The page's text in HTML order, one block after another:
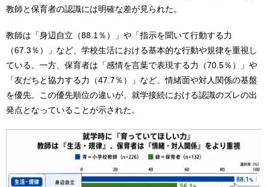
教師と保育者の認識には明確な差が見られた。
教師は「身辺自立（88.1％）」や「指示を聞いて行動する力
（67.3％）」など、学校生活における基本的な行動や規律を重視し
ている。一方、保育者は「感情を言葉で表現する力（70.5％）」や
「友だちと協力する力（47.7％）」など、情緒面や対人関係の基盤
を優先。この優先順位の違いが、就学接続における認識のズレの出
発点となっていることが示された。